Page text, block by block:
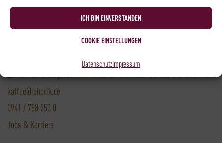
ICH BIN EINVERSTANDEN
COOKIE EINSTELLUNGEN
DatenschutzImpressum
Kontakt
kaffee@rehorik.de
0941 / 788 353 0
Jobs & Karriere